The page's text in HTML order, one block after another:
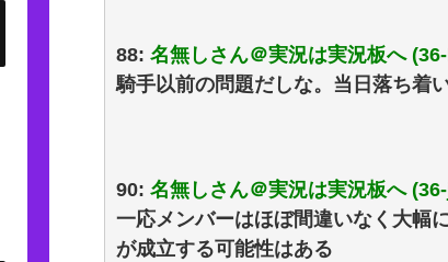
88: 名無しさん＠実況は実況板へ
騎手以前の問題だしな。当日落ち着
90: 名無しさん＠実況は実況板へ
一応メンバーはほぼ間違いなく大幅
が成立する可能性はある